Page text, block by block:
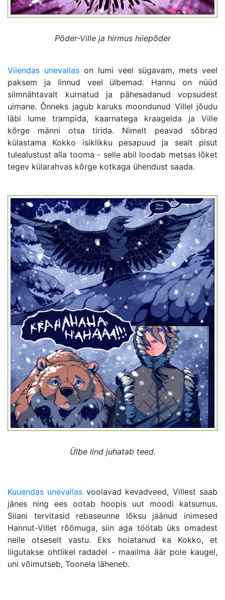
Põder-Ville ja hirmus hiiepõder
Viiendas unevallas on lumi veel sügavam, mets veel
paksem ja linnud veel ülbemad. Hannu on nüüd
silmnähtavalt kurnatud ja pähesadanud vopsudest
uimane. Õnneks jagub karuks moondunud Villel jõudu
läbi lume trampida, kaarnatega kraagelda ja Ville
kõrge männi otsa tirida. Nimelt peavad sõbrad
külastama Kokko isiklikku pesapuud ja sealt pisut
tulealustust alla tooma - selle abil loodab metsas lõket
tegev külarahvas kõrge kotkaga ühendust saada.
Ülbe lind juhatab teed.
Kuuendas unevallas voolavad kevadveed, Villest saab
jänes ning ees ootab hoopis uut moodi katsumus.
Siiani tervitasid rebaseunne lõksu jäänud inimesed
Hannut-Villet rõõmuga, siin aga töötab üks omadest
neile otseselt vastu. Eks hoiatanud ka Kokko, et
liigutakse ohtlikel radadel - maailma äär pole kaugel,
uni võimutseb, Toonela läheneb.